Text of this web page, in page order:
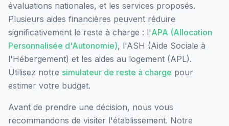
évaluations nationales, et les services proposés.
Plusieurs aides financières peuvent réduire
significativement le reste à charge : l'APA (Allocation
Personnalisée d'Autonomie), l'ASH (Aide Sociale à
l'Hébergement) et les aides au logement (APL).
Utilisez notre simulateur de reste à charge pour
estimer votre budget.
Avant de prendre une décision, nous vous
recommandons de visiter l'établissement. Notre